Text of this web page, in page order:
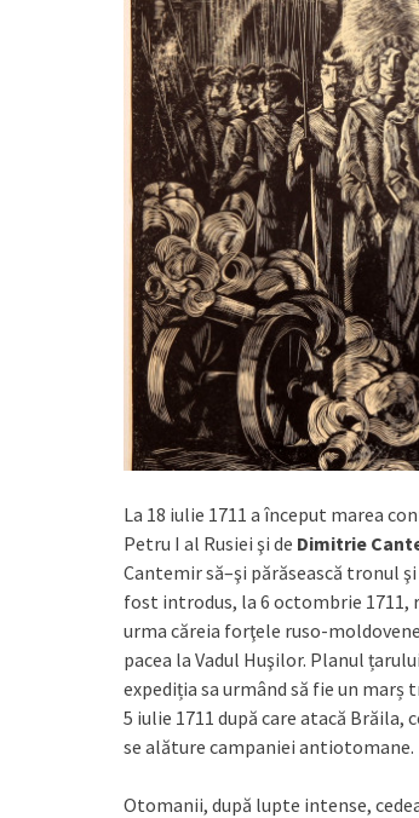
La 18 iulie 1711 a început marea
Petru I al Rusiei şi de Dimitrie
Cantemir să–şi părăsească tronul
fost introdus, la 6 octombrie 1711,
urma căreia forţele ruso-
pacea la Vadul Huşilor. Planul
expediția sa urmând să fie un
5 iulie 1711 după care atacă
se alăture campaniei antiotomane.
Otomanii, după lupte intense,